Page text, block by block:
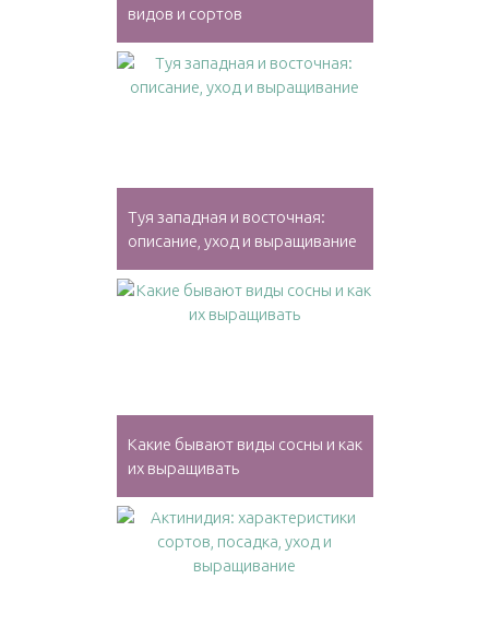
видов и сортов
Туя западная и восточная:
описание, уход и выращивание
Какие бывают виды сосны и как
их выращивать